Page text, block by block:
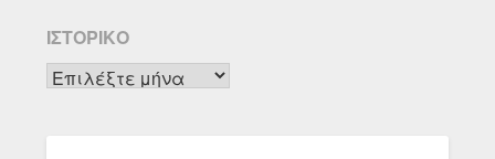
ΙΣΤΟΡΙΚΌ
Ιστορικό